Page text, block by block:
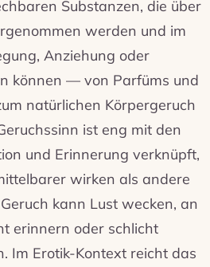
Substanzen, die über
werden und im
Anziehung oder
können — von Parfüms und
natürlichen Körpergeruch
ist eng mit den
und Erinnerung verknüpft,
wirken als andere
kann Lust wecken, an
erinnern oder schlicht
Im Erotik-Kontext reicht das